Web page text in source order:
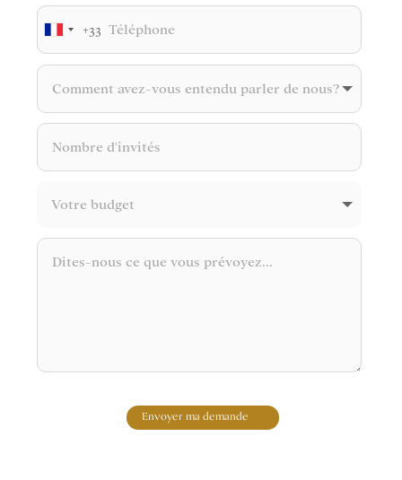
France
+33
+33
Envoyer ma demande